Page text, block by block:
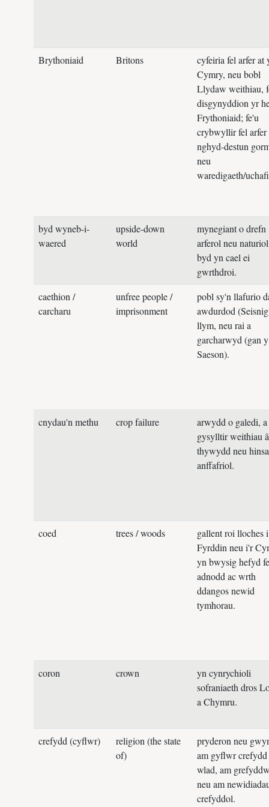
Brythoniaid Britons
cyfeiria fel arfer at
Cymry, neu bobl
Llydaw weithiau,
disgynyddion yr
Frythoniaid; fe'u
crybwyllir fel arfer
nghyd-destun
neu
waredigaeth/
byd wyneb-i-
waered
upside-down
world
mynegiant o drefn
arferol neu
byd yn cael ei
gwrthdroi.
caethion /
carcharu
unfree people /
imprisonment
pobl sy'n llafurio
awdurdod
llym, neu rai a
garcharwyd (gan y
Saeson).
cnydau'n methu crop failure
arwydd o galedi, a
gysylltir weithiau â
thywydd neu
anffafriol.
coed trees / woods
gallent roi lloches i
Fyrddin neu i'r
yn bwysig hefyd
adnodd ac wrth
ddangos newid
tymhorau.
coron crown
yn cynrychioli
sofraniaeth dros
a Chymru.
crefydd (cyflwr)
religion (the state
of)
pryderon neu
am gyflwr
wlad, am
neu am
crefyddol.